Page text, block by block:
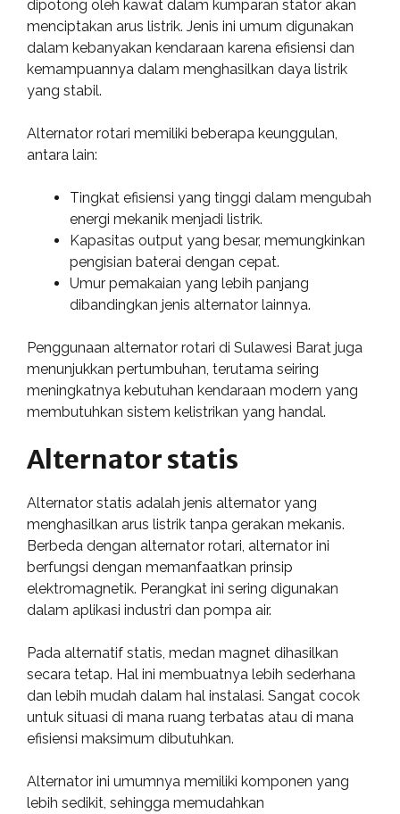
dipotong oleh kawat dalam kumparan stator akan
menciptakan arus listrik. Jenis ini umum digunakan
dalam kebanyakan kendaraan karena efisiensi dan
kemampuannya dalam menghasilkan daya listrik
yang stabil.
Alternator rotari memiliki beberapa keunggulan,
antara lain:
Tingkat efisiensi yang tinggi dalam mengubah
energi mekanik menjadi listrik.
Kapasitas output yang besar, memungkinkan
pengisian baterai dengan cepat.
Umur pemakaian yang lebih panjang
dibandingkan jenis alternator lainnya.
Penggunaan alternator rotari di Sulawesi Barat juga
menunjukkan pertumbuhan, terutama seiring
meningkatnya kebutuhan kendaraan modern yang
membutuhkan sistem kelistrikan yang handal.
Alternator statis
Alternator statis adalah jenis alternator yang
menghasilkan arus listrik tanpa gerakan mekanis.
Berbeda dengan alternator rotari, alternator ini
berfungsi dengan memanfaatkan prinsip
elektromagnetik. Perangkat ini sering digunakan
dalam aplikasi industri dan pompa air.
Pada alternatif statis, medan magnet dihasilkan
secara tetap. Hal ini membuatnya lebih sederhana
dan lebih mudah dalam hal instalasi. Sangat cocok
untuk situasi di mana ruang terbatas atau di mana
efisiensi maksimum dibutuhkan.
Alternator ini umumnya memiliki komponen yang
lebih sedikit, sehingga memudahkan